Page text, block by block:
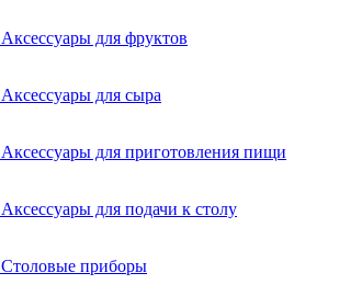
Аксессуары для фруктов
Аксессуары для сыра
Аксессуары для приготовления пищи
Аксессуары для подачи к столу
Столовые приборы